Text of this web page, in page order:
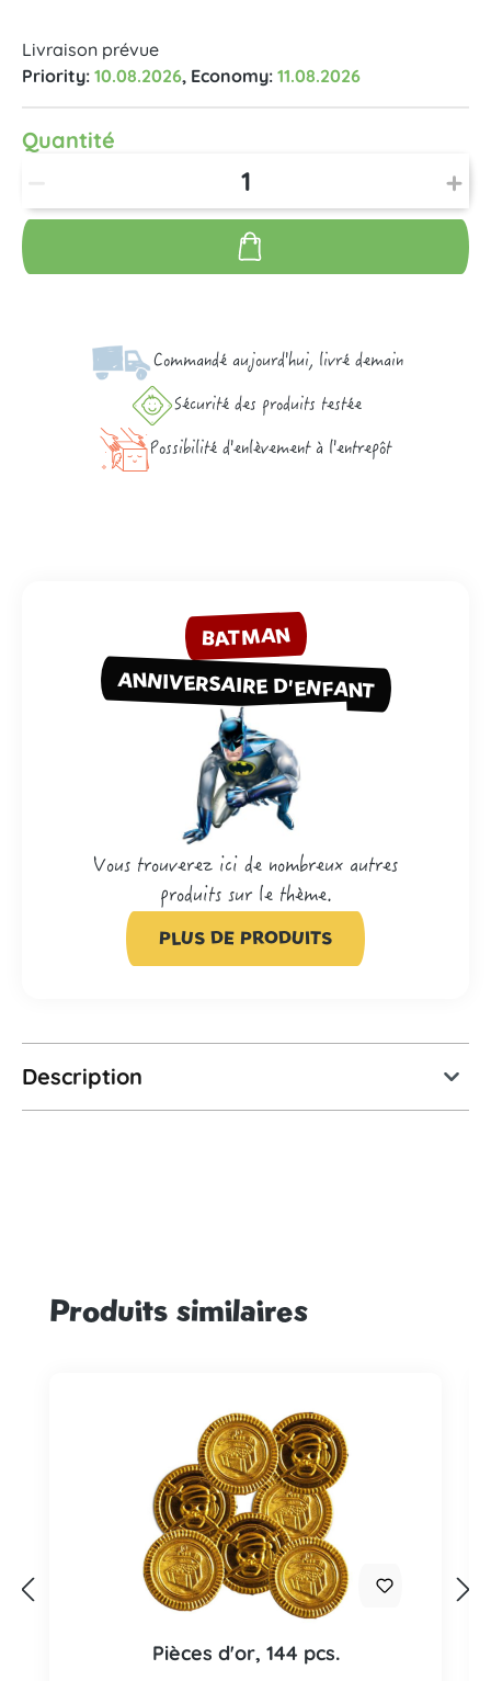
Livraison prévue
Priority: 10.08.2026, Economy: 11.08.2026
Quantité
Commandé aujourd'hui, livré demain
Sécurité des produits testée
Possibilité d'enlèvement à l'entrepôt
BATMAN
ANNIVERSAIRE D'ENFANT
Vous trouverez ici de nombreux autres
produits sur le thème.
PLUS DE PRODUITS
Description
Ignorer la galerie de produits
Produits similaires
Pièces d'or, 144 pcs.